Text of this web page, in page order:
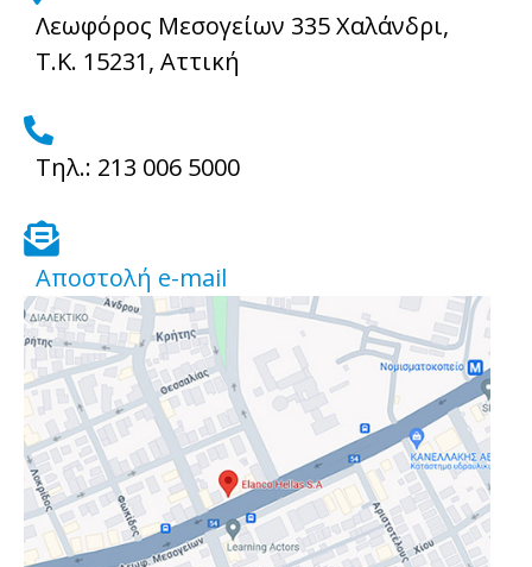
fa-
map-
Λεωφόρος Μεσογείων 335 Χαλάνδρι,
Τ.Κ. 15231, Αττική
fas
fa-
alt
Τηλ.: 213 006 5000
fas
fa-
envelope-
open-
text
Αποστολή e-mail